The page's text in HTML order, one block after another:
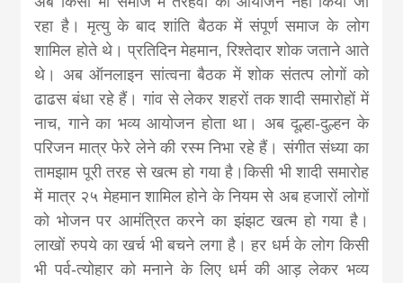
रहा है। मृत्यु के बाद शांति बैठक में संपूर्ण समाज के लोग
शामिल होते थे। प्रतिदिन मेहमान, रिश्तेदार शोक जताने आते
थे। अब ऑनलाइन सांत्वना बैठक में शोक संतत्प लोगों को
ढाढस बंधा रहे हैं। गांव से लेकर शहरों तक शादी समारोहों में
नाच, गाने का भव्य आयोजन होता था। अब दूल्हा-दुल्हन के
परिजन मात्र फेरे लेने की रस्म निभा रहे हैं। संगीत संध्या का
तामझाम पूरी तरह से खत्म हो गया है।किसी भी शादी समारोह
में मात्र २५ मेहमान शामिल होने के नियम से अब हजारों लोगों
को भोजन पर आमंत्रित करने का झंझट खत्म हो गया है।
लाखों रुपये का खर्च भी बचने लगा है। हर धर्म के लोग किसी
भी पर्व-त्योहार को मनाने के लिए धर्म की आड़ लेकर भव्य